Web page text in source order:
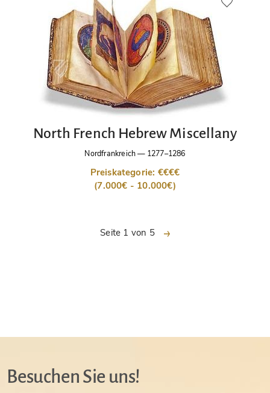
North French Hebrew Miscellany
Nordfrankreich— 1277–1286
Preiskategorie: €€€€
(7.000€ - 10.000€)
Seite 1 von 5 nächste
Besuchen Sie uns!